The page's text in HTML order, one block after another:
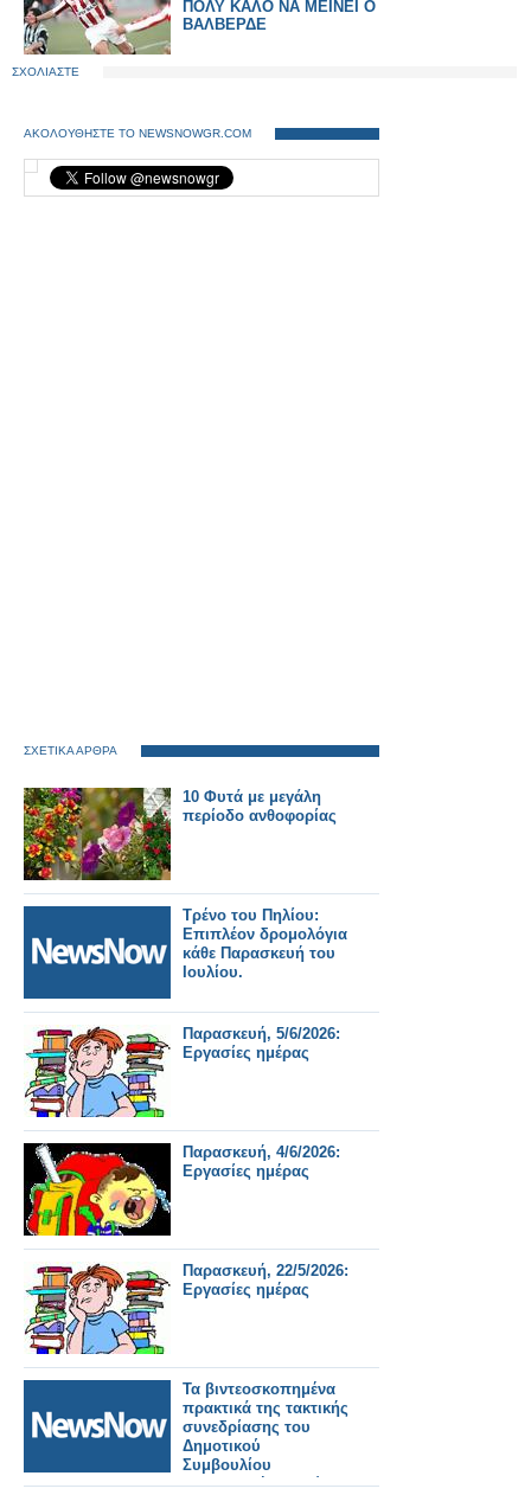
ΠΟΛΥ ΚΑΛΟ ΝΑ ΜΕΙΝΕΙ Ο
ΒΑΛΒΕΡΔΕ
ΣΧΟΛΙΑΣΤΕ
ΑΚΟΛΟΥΘΗΣΤΕ ΤΟ NEWSNOWGR.COM
ΣΧΕΤΙΚΑ ΑΡΘΡΑ
10 Φυτά με μεγάλη
περίοδο ανθοφορίας
Τρένο του Πηλίου:
Επιπλέον δρομολόγια
κάθε Παρασκευή του
Ιουλίου.
Παρασκευή, 5/6/2026:
Εργασίες ημέρας
Παρασκευή, 4/6/2026:
Εργασίες ημέρας
Παρασκευή, 22/5/2026:
Εργασίες ημέρας
Τα βιντεοσκοπημένα
πρακτικά της τακτικής
συνεδρίασης του
Δημοτικού
Συμβουλίου
Παρασκευή 15 Μαΐου